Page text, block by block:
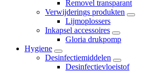
Removel transparant
Verwijderings produkten
Lijmoplossers
Inkapsel accessoires
Gloria drukpomp
Hygiene
Desinfectiemiddelen
Desinfectievloeistof